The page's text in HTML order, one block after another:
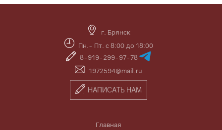
г. Брянск
Пн.- Пт. с 8:00 до 18:00
8-919-299-97-78
1972594@mail.ru
НАПИСАТЬ НАМ
Главная